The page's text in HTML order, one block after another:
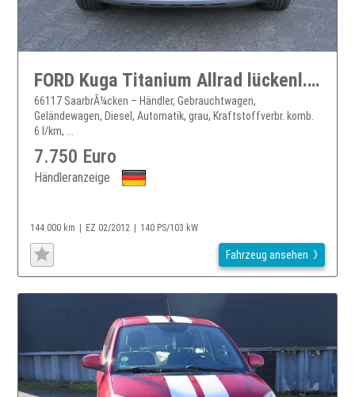
FORD Kuga Titanium Allrad lückenl. Scheckheft Tüv Neu
66117 SaarbrÃ¼cken – Händler, Gebrauchtwagen,
Geländewagen, Diesel, Automatik, grau, Kraftstoffverbr. komb.
6 l/km, ...
7.750 Euro
Händleranzeige
144.000 km EZ 02/2012 140 PS/103 kW
Fahrzeug ansehen